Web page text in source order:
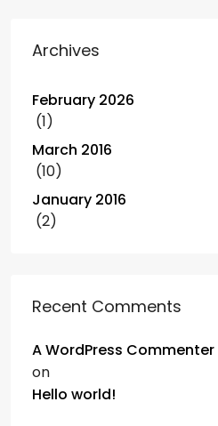
Archives
February 2026
(1)
March 2016
(10)
January 2016
(2)
Recent Comments
A WordPress Commenter
on
Hello world!